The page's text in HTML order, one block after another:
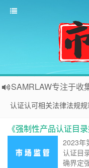
SAMRLAW专注于收
认证认可相关法律法规
《强制性产品认证目
2023年
认证目
确界定